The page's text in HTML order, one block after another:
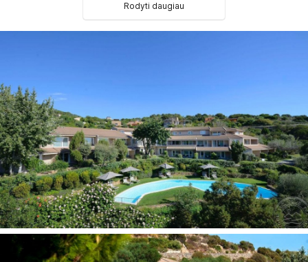
Oasi Garden Deluxe tipo numeriai (maks. 2+1 asm.)
Viešbučio kategorija šalyje - 4*
Numeryje:
Seifas yra
Patalynės keitimas:
Oro kondicionierius: yra
Rankšluosčių keitimas: veikia ekosistema (ranšluosčiai
keičiami palikus juos ant žemės vonios kambaryje)
Telefonas
Numerių tvarkymas: kasdien
Plaukų džiovintuvas: yra
Mini baras 1
Balkonas
Rodyti daugiau